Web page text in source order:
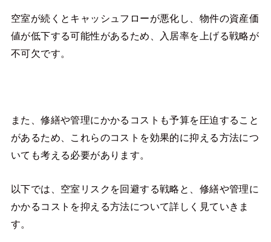
空室が続くとキャッシュフローが悪化し、物件の資産価
値が低下する可能性があるため、入居率を上げる戦略が
不可欠です。
また、修繕や管理にかかるコストも予算を圧迫すること
があるため、これらのコストを効果的に抑える方法につ
いても考える必要があります。
以下では、空室リスクを回避する戦略と、修繕や管理に
かかるコストを抑える方法について詳しく見ていきま
す。